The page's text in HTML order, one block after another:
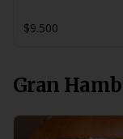
$9.500
Gran